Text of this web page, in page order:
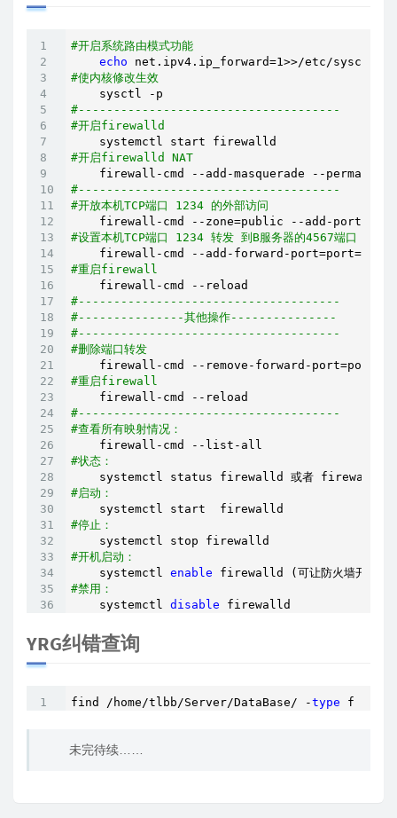
#开启系统路由模式功能
echo
#使内核修改生效
#-------------------------------------
#开启firewalld
#开启firewalld NAT
#-------------------------------------
#开放本机TCP端口 1234 的外部访问
#设置本机TCP端口 1234 转发 到B服务器的4567端口
#重启firewall
#-------------------------------------
#---------------其他操作---------------
#-------------------------------------
#删除端口转发
#重启firewall
#-------------------------------------
#查看所有映射情况：
#状态：
#启动：
#停止：
#开机启动：
    systemctl
enable
#禁用：
    systemctl
disable firewalld
YRG纠错查询
find /home/tlbb/Server/DataBase/ -type f -
未完待续……